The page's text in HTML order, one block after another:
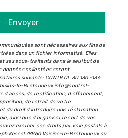
Envoyer
sont nécessaires aux fins de
dans un fichier informatisé. Elles
ses sous-traitants dans le seul but de
données collectées seront
suivants: CONTROL 3D 130 -136
le-Bretonneux info@control-
d’accès, de rectification, d’effacement,
de retrait de votre
du droit d’introduire une réclamation
ainsi que d’organiser le sort de vos
exercer ces droits par voie postale à
Kessel 78960 Voisins-le-Bretonneux ou